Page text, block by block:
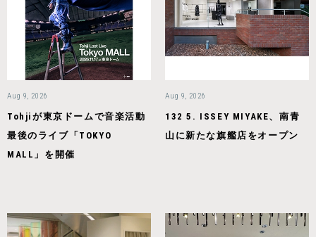
Aug 9, 2026
Tohjiが東京ドームで音楽活動
最後のライブ「TOKYO
MALL」を開催
Aug 9, 2026
132 5. ISSEY MIYAKE、南青
山に新たな旗艦店をオープン